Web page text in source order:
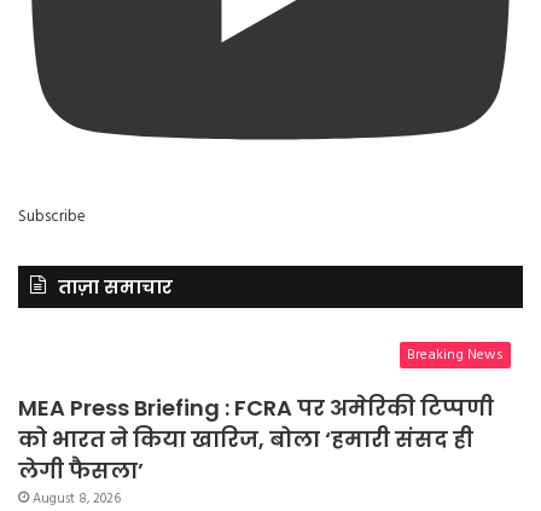
Subscribe
ताज़ा समाचार
Breaking News
MEA Press Briefing : FCRA पर अमेरिकी टिप्पणी
को भारत ने किया खारिज, बोला ‘हमारी संसद ही
लेगी फैसला’
August 8, 2026